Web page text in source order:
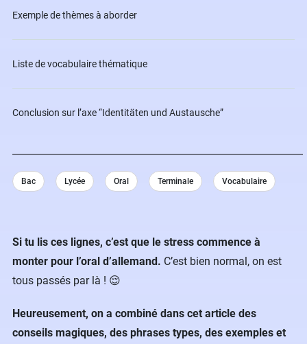
Si tu lis ces lignes, c’est que le stress commence à
monter pour l’oral d’allemand. C’est bien normal, on est
tous passés par là ! 😌
Heureusement, on a combiné dans cet article des
conseils magiques, des phrases types, des exemples et
Exemple de thèmes à aborder
Liste de vocabulaire thématique
Conclusion sur l’axe “Identitäten und Austausche”
Bac Lycée Oral Terminale Vocabulaire